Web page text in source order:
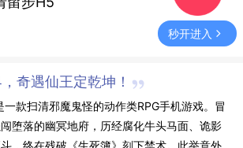
秒开进入
奇遇仙王定乾坤！
一款扫清邪魔鬼怪的动作类RPG手机游戏。冒
堕落的幽冥地府，历经腐化牛头马面、诡影
，终在残破《生死簿》刻下禁术。此举意外